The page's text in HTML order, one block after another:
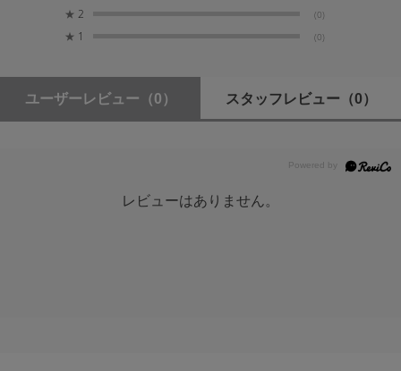
★ 2 (0)
★ 1 (0)
ユーザーレビュー （0） スタッフレビュー （0）
レビューはありません。